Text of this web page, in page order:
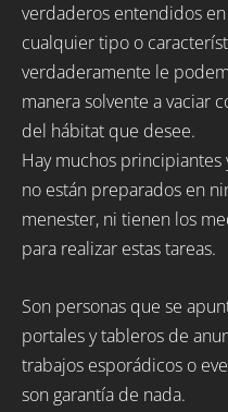
verdaderos entendidos
cualquier tipo o
verdaderamente le
manera solvente a vaciar
del hábitat que desee.
Hay muchos principiantes
no están preparados en
menester, ni tienen los
para realizar estas tareas.
Son personas que se
portales y tableros de
trabajos esporádicos o
son garantía de nada.